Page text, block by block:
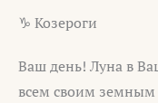
♑ Козероги
Ваш день! Луна в
всем своим